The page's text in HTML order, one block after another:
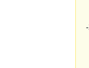
في تحصيل العلم ، بخلاف الوقت المخصص للقرآن ، فأنا أجعل له وقتاً خاصاً به تلاوةً وحفظاً . 3-